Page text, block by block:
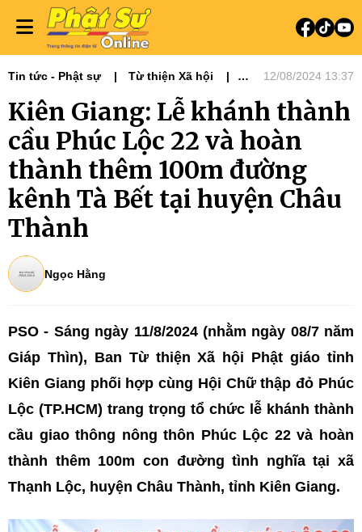
Tin tức - Phật sự
Từ thiện Xã hội
Phật giáo & đời sống
12/08/2024 13:37
Kiên Giang: Lễ khánh thành
cầu Phúc Lộc 22 và hoàn
thành thêm 100m đường
kênh Tà Bết tại huyện Châu
Thành
Ngọc Hằng
PSO - Sáng ngày 11/8/2024 (nhằm ngày 08/7 năm
Giáp Thìn), Ban Từ thiện Xã hội Phật giáo tỉnh
Kiên Giang phối hợp cùng Hội Chữ thập đỏ Phúc
Lộc (TP.HCM) trang trọng tổ chức lễ khánh thành
cầu giao thông nông thôn Phúc Lộc 22 và hoàn
thành thêm 100m con đường tình nghĩa tại xã
Thạnh Lộc, huyện Châu Thành, tỉnh Kiên Giang.